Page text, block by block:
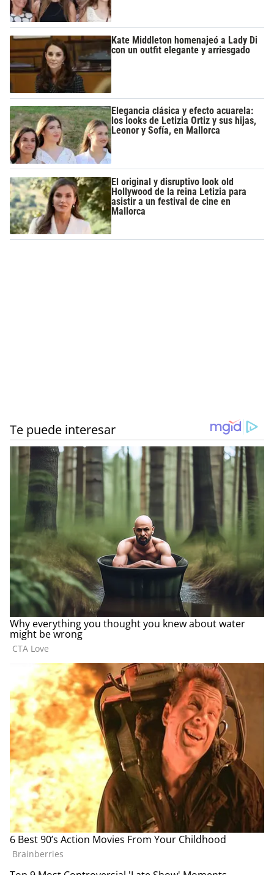
Kate Middleton homenajeó a Lady Di
con un outfit elegante y arriesgado
Elegancia clásica y efecto acuarela:
los looks de Letizia Ortiz y sus hijas,
Leonor y Sofía, en Mallorca
El original y disruptivo look old
Hollywood de la reina Letizia para
asistir a un festival de cine en
Mallorca